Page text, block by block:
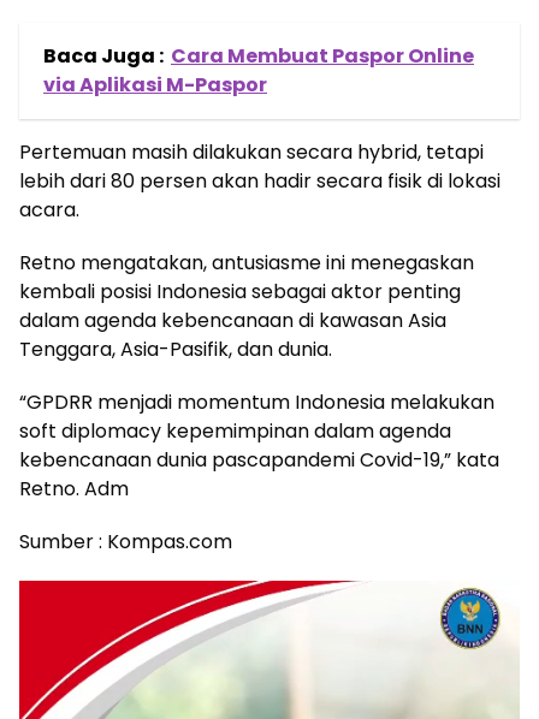
Baca Juga : Cara Membuat Paspor Online
via Aplikasi M-Paspor
Pertemuan masih dilakukan secara hybrid, tetapi
lebih dari 80 persen akan hadir secara fisik di lokasi
acara.
Retno mengatakan, antusiasme ini menegaskan
kembali posisi Indonesia sebagai aktor penting
dalam agenda kebencanaan di kawasan Asia
Tenggara, Asia-Pasifik, dan dunia.
“GPDRR menjadi momentum Indonesia melakukan
soft diplomacy kepemimpinan dalam agenda
kebencanaan dunia pascapandemi Covid-19,” kata
Retno. Adm
Sumber : Kompas.com